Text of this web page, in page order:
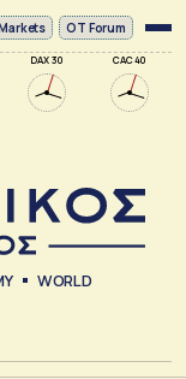
DAX 30 CAC 40
OT Forum
WORLD